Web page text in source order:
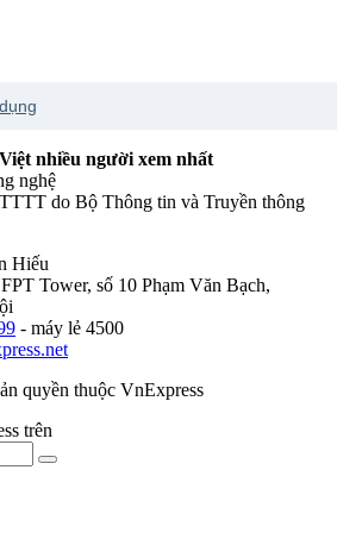
nhiều người xem nhất
nghệ
do Bộ Thông tin và Truyền thông
Hiếu
Tower, số 10 Phạm Văn Bạch,
- máy lẻ 4500
quyền thuộc VnExpress
trên